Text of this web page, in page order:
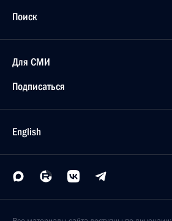
Поиск
Для СМИ
Подписаться
English